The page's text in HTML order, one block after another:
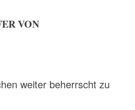
VON
weiter beherrscht zu